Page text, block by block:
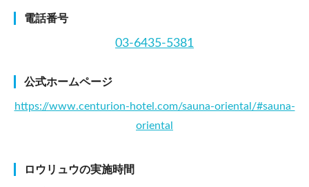
電話番号
03-6435-5381
公式ホームページ
https://www.centurion-hotel.com/sauna-oriental/#sauna-
oriental
ロウリュウの実施時間